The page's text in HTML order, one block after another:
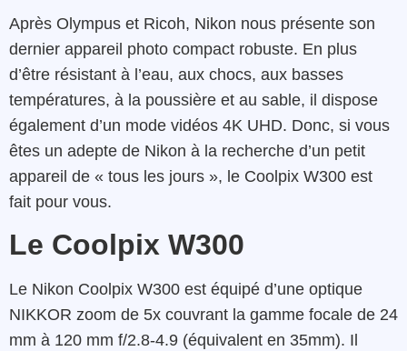
Après Olympus et Ricoh, Nikon nous présente son
dernier appareil photo compact robuste. En plus
d’être résistant à l’eau, aux chocs, aux basses
températures, à la poussière et au sable, il dispose
également d’un mode vidéos 4K UHD. Donc, si vous
êtes un adepte de Nikon à la recherche d’un petit
appareil de « tous les jours », le Coolpix W300 est
fait pour vous.
Le Coolpix W300
Le Nikon Coolpix W300 est équipé d’une optique
NIKKOR zoom de 5x couvrant la gamme focale de 24
mm à 120 mm f/2.8-4.9 (équivalent en 35mm). Il